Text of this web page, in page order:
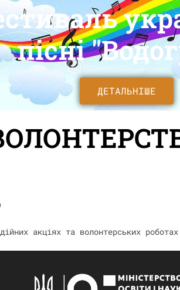
пісні
ДЕТАЛЬНІШЕ
акціях та волонтерських роботах